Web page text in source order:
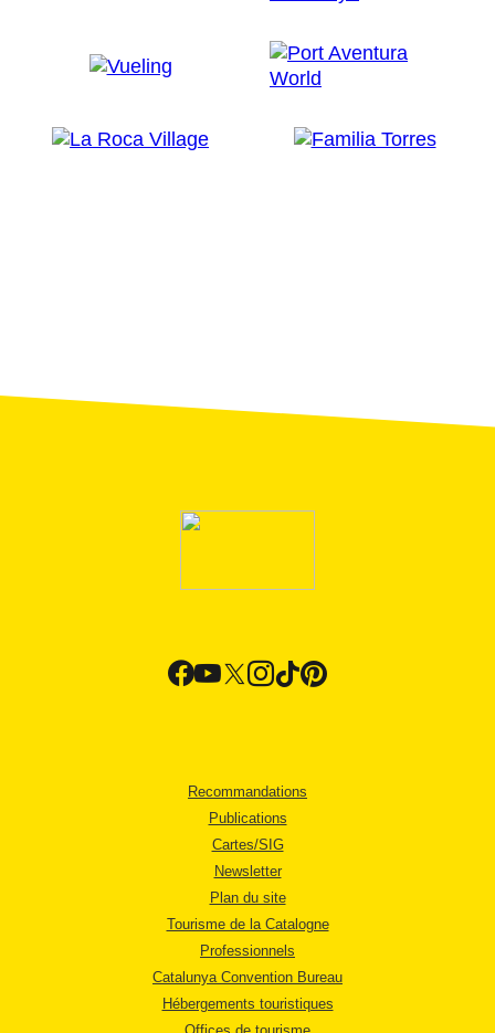
Recommandations
Publications
Cartes/SIG
Newsletter
Plan du site
Tourisme de la Catalogne
Professionnels
Catalunya Convention Bureau
Hébergements touristiques